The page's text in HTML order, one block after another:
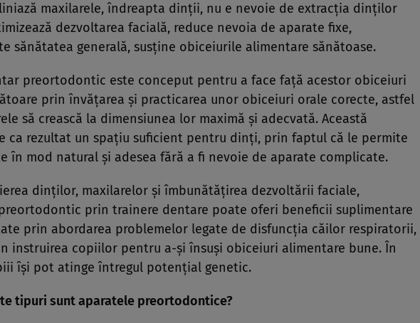
maxilarele, îndreapta dinţii, nu e nevoie de extracţia dinţilor
dezvoltarea facială, reduce nevoia de aparate fixe,
sănătatea generală, susţine obiceiurile alimentare sănătoase.
preortodontic este conceput pentru a face faţă acestor obiceiuri
prin învăţarea şi practicarea unor obiceiuri orale corecte, astfel
să crească la dimensiunea lor maximă şi adecvată. Această
ca rezultat un spaţiu suficient pentru dinţi, prin faptul că le permite
în mod natural şi adesea fără a fi nevoie de aparate complicate.
dinţilor, maxilarelor şi îmbunătăţirea dezvoltării faciale,
prin trainere dentare poate oferi beneficii suplimentare
prin abordarea problemelor legate de disfuncţia căilor respiratorii,
instruirea copiilor pentru a-şi însuşi obiceiuri alimentare bune. În
îşi pot atinge întregul potenţial genetic.
tipuri sunt aparatele preortodontice?